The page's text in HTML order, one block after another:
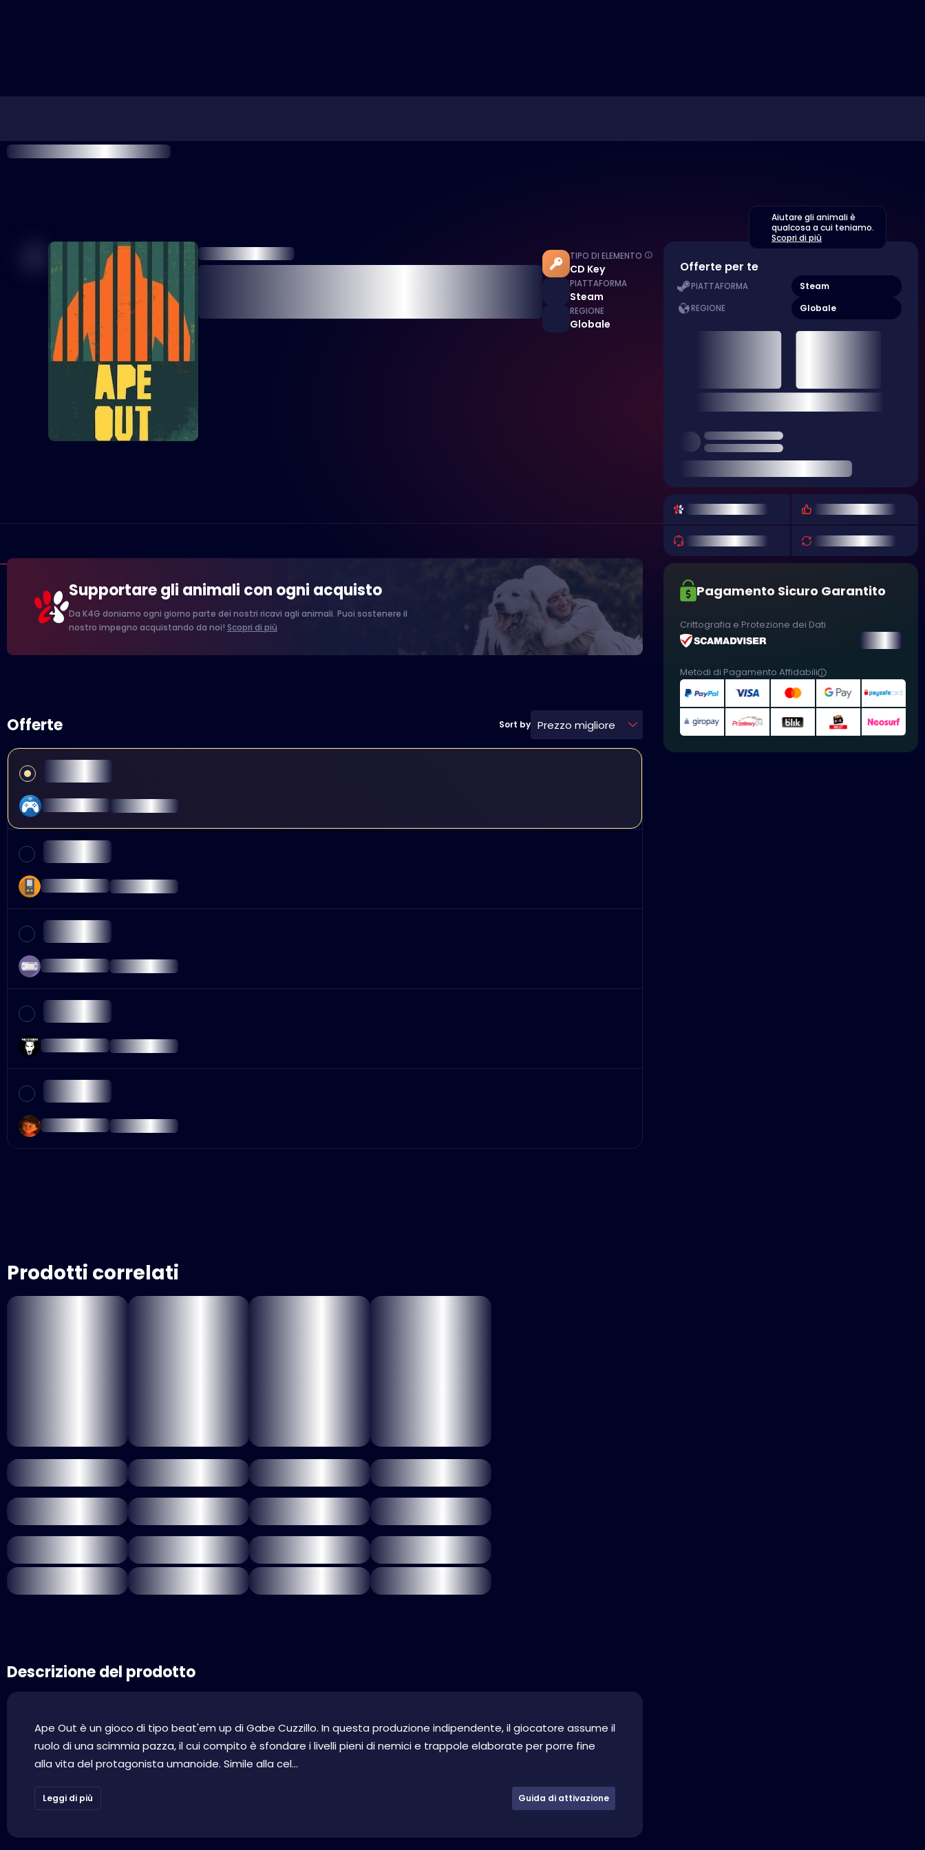
TIPO DI ELEMENTO
CD Key
PIATTAFORMA
Steam
REGIONE
Globale
Supportare gli animali con ogni acquisto
Da K4G doniamo ogni giorno parte dei nostri ricavi agli animali. Puoi sostenere il
nostro impegno acquistando da noi! Scopri di più
Offerte Sort by Prezzo migliore
Prodotti correlati
Descrizione del prodotto
Ape Out è un gioco di tipo beat'em up di Gabe Cuzzillo. In questa produzione indipendente, il giocatore assume il
ruolo di una scimmia pazza, il cui compito è sfondare i livelli pieni di nemici e trappole elaborate per porre fine
alla vita del protagonista umanoide. Simile alla cel...
Leggi di più Guida di attivazione
Aiutare gli animali è
qualcosa a cui teniamo.
Scopri di più
Offerte per te
PIATTAFORMA Steam
REGIONE Globale
Pagamento Sicuro Garantito
Crittografia e Protezione dei Dati
Metodi di Pagamento Affidabili